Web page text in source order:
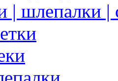
| шлепалки |